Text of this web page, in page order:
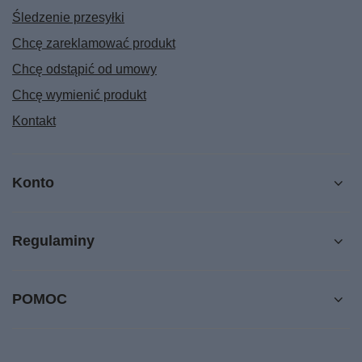
Śledzenie przesyłki
Chcę zareklamować produkt
Chcę odstąpić od umowy
Chcę wymienić produkt
Kontakt
Konto
Regulaminy
POMOC